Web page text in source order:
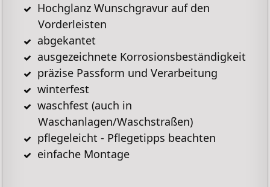
Hochglanz Wunschgravur auf den
Vorderleisten
abgekantet
ausgezeichnete Korrosionsbeständigkeit
präzise Passform und Verarbeitung
winterfest
waschfest (auch in
Waschanlagen/Waschstraßen)
pflegeleicht - Pflegetipps beachten
einfache Montage